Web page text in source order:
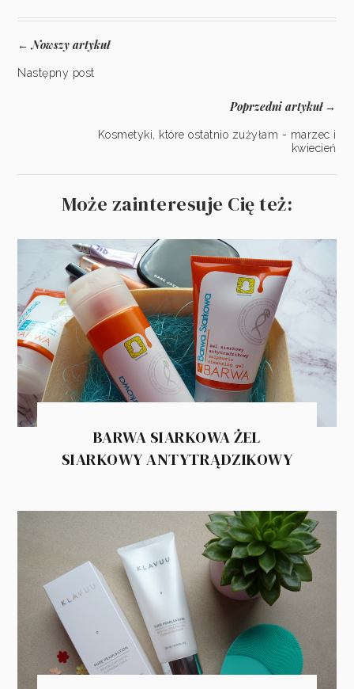
←Nowszy artykuł
Następny post
Poprzedni artykuł→
Kosmetyki, które ostatnio zużyłam - marzec i
kwiecień
Może zainteresuje Cię też:
BARWA SIARKOWA ŻEL
SIARKOWY ANTYTRĄDZIKOWY